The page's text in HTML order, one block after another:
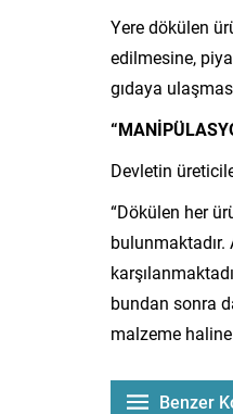
Yere dökülen
edilmesine,
gıdaya
Devletin
“Dökülen her
bundan sonra
malzeme
Benzer